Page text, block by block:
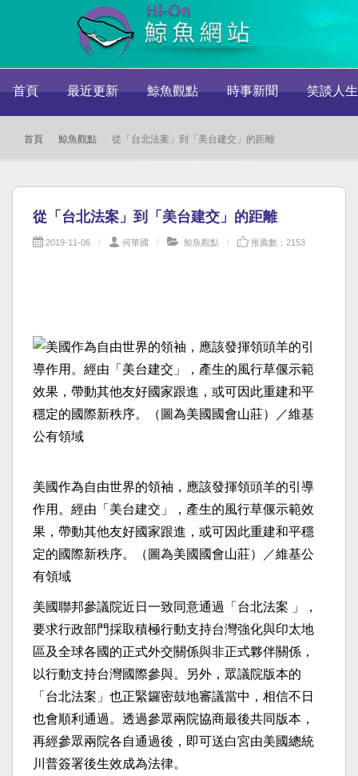
首頁 最近更新 鯨魚觀點 時事新聞 笑談人生
首頁 鯨魚觀點 從「台北法案」到「美台建交」的距離
從「台北法案」到「美台建交」的距離
2019-11-06 何華國 鯨魚觀點 推薦數：2153
美國作為自由世界的領袖，應該發揮領頭羊的引導
作用。經由「美台建交」，產生的風行草偃示範效
果，帶動其他友好國家跟進，或可因此重建和平穩
定的國際新秩序。（圖為美國國會山莊）／維基公
有領域
美國聯邦參議院近日一致同意通過「台北法案 」，
要求行政部門採取積極行動支持台灣強化與印太地
區及全球各國的正式外交關係與非正式夥伴關係，
以行動支持台灣國際參與。另外，眾議院版本的
「台北法案」也正緊鑼密鼓地審議當中，相信不日
也會順利通過。透過參眾兩院協商最後共同版本，
再經參眾兩院各自通過後，即可送白宮由美國總統
川普簽署後生效成為法律。